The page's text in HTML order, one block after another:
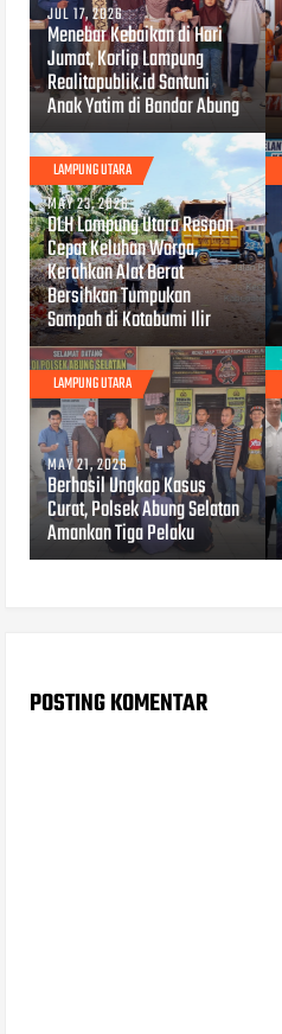
JUL 17, 2026
Menebar Kebaikan di Hari
Jumat, Korlip Lampung
Realitapublik.id Santuni
Anak Yatim di Bandar Abung
LAMPUNG UTARA
MAY 23, 2026
DLH Lampung Utara Respon
Cepat Keluhan Warga,
Kerahkan Alat Berat
Bersihkan Tumpukan
Sampah di Kotabumi Ilir
LAMPUNG UTARA
MAY 21, 2026
Berhasil Ungkap Kasus
Curat, Polsek Abung Selatan
Amankan Tiga Pelaku
POSTING KOMENTAR